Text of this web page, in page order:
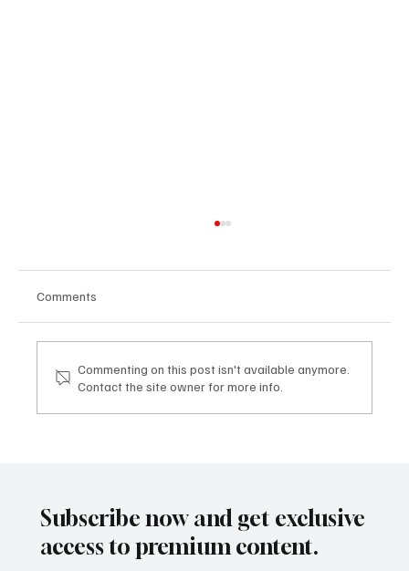
corporate services
Comments
Commenting on this post isn't available anymore.
Contact the site owner for more info.
Subscribe now and get exclusive
access to premium content.